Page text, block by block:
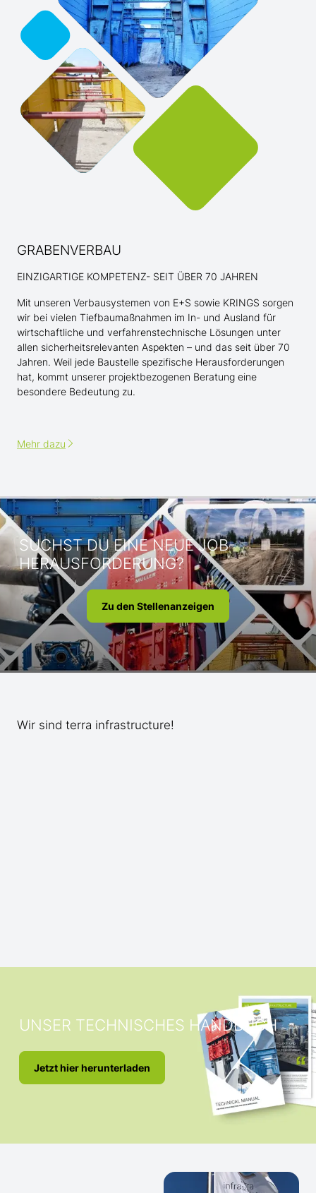
GRABENVERBAU
EINZIGARTIGE KOMPETENZ- SEIT ÜBER 70 JAHREN
Mit unseren Verbausystemen von E+S sowie KRINGS sorgen
wir bei vielen Tiefbaumaßnahmen im In- und Ausland für
wirtschaftliche und verfahrenstechnische Lösungen unter
allen sicherheitsrelevanten Aspekten – und das seit über 70
Jahren. Weil jede Baustelle spezifische Herausforderungen
hat, kommt unserer projektbezogenen Beratung eine
besondere Bedeutung zu.
Mehr dazu
SUCHST DU EINE NEUE JOB-
HERAUSFORDERUNG?
Zu den Stellenanzeigen
Wir sind terra infrastructure!
UNSER TECHNISCHES HANDBUCH
Jetzt hier herunterladen